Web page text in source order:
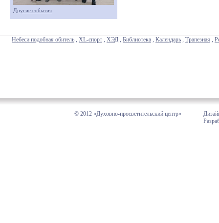
Другие события
Небеси подобная обитель , XL-спорт , ХЭД , Библиотека , Календарь , Трапезная ,
© 2012 «Духовно-просветительский центр»